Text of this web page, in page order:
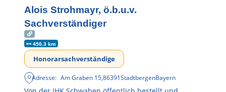
Alois Strohmayr, ö.b.u.v.
Sachverständiger
450.3 km
Honorarsachverständige
Adresse: Am Graben 15,86391StadtbergenBayern